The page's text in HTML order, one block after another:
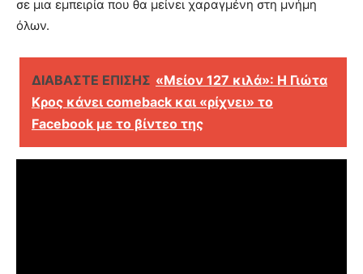
σε μια εμπειρία που θα μείνει χαραγμένη στη μνήμη
όλων.
ΔΙΑΒΑΣΤΕ ΕΠΙΣΗΣ «Μείον 127 κιλά»: Η Γιώτα
Κρος κάνει comeback και «ρίχνει» το
Facebook με το βίντεο της